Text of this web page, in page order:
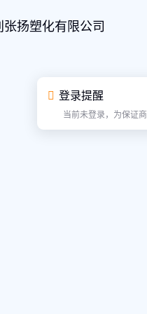
张扬塑化有限公司
登录提醒
当前未登录，为保证